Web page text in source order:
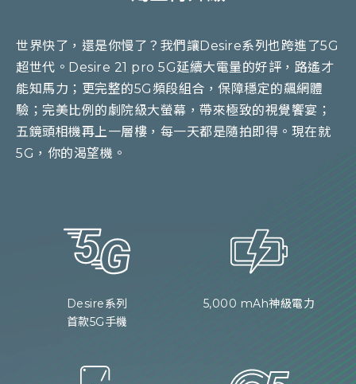
世界快了，還是你慢了？我們讓Desire系列也跨進了5G
超世代。Desire 21 pro 5G延續大電量的好評，路遙才
能知馬力；更完整的5G頻段組合，保障穩定的飆網體
驗；完美比例的劇院級大螢幕，帶來極致的視覺饗宴；
五鏡頭相機再上一層樓，每一天都是隨拍即得。現在就
5G，你的渴望機。
Desire系列
首款5G手機
5,000 mAh神級電力